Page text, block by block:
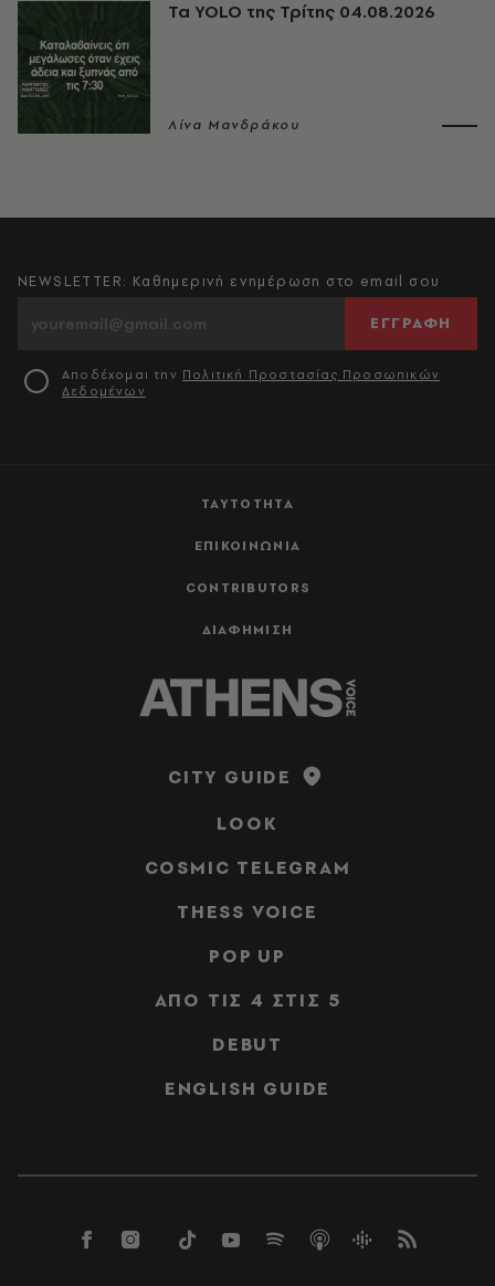
Τα YOLO της Τρίτης 04.08.2026
Λίνα Μανδράκου
ΤΑΥΤΟΤΗΤΑ
ΕΠΙΚΟΙΝΩΝΙΑ
CONTRIBUTORS
ΔΙΑΦΗΜΙΣΗ
NEWSLETTER: Καθημερινή ενημέρωση στο email σου
ΕΓΓΡΑΦΗ
Αποδέχομαι την Πολιτική Προστασίας Προσωπικών
Δεδομένων
CITY GUIDE
LOOK
COSMIC TELEGRAM
THESS VOICE
POP UP
ΑΠΟ ΤΙΣ 4 ΣΤΙΣ 5
DEBUT
ENGLISH GUIDE